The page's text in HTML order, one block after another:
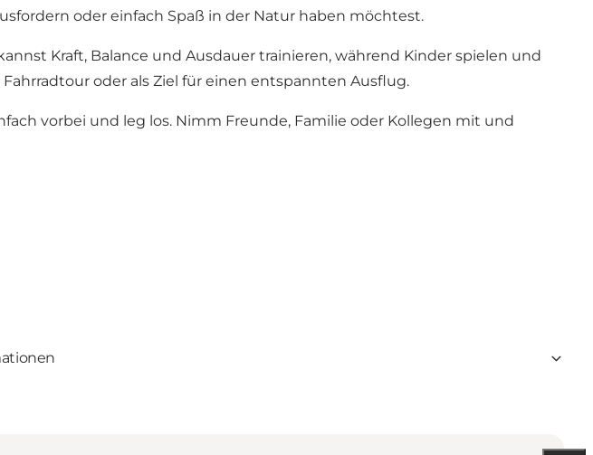
oder einfach Spaß in der Natur haben möchtest.
Kraft, Balance und Ausdauer trainieren, während Kinder spielen und
oder als Ziel für einen entspannten Ausflug.
vorbei und leg los. Nimm Freunde, Familie oder Kollegen mit und